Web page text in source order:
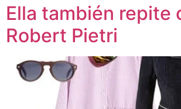
Ella también repite
Robert Pietri